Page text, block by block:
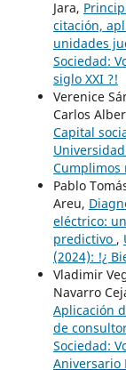
Jara,
citación,
unidades
Sociedad:
siglo XXI ?!
Verenice
Carlos
Capital
Cumplimos
Pablo
Areu,
eléctrico:
predictivo ,
(2024): !¿
Vladimir
Navarro
Aplicación
de
Sociedad:
Aniversario